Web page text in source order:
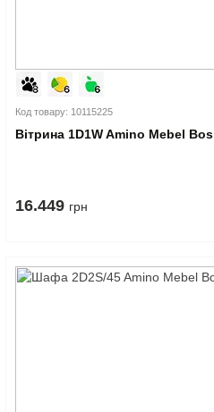
Код товару: 10115225
Вітрина 1D1W Amino Mebel Bos
16.449 грн